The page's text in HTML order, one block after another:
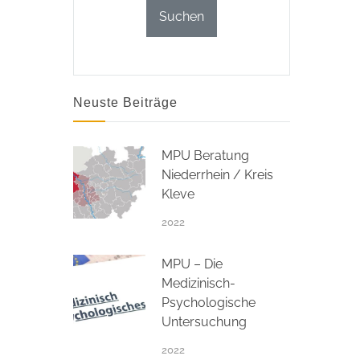
Neuste Beiträge
MPU Beratung
Niederrhein / Kreis
Kleve
2022
MPU – Die
Medizinisch-
Psychologische
Untersuchung
2022